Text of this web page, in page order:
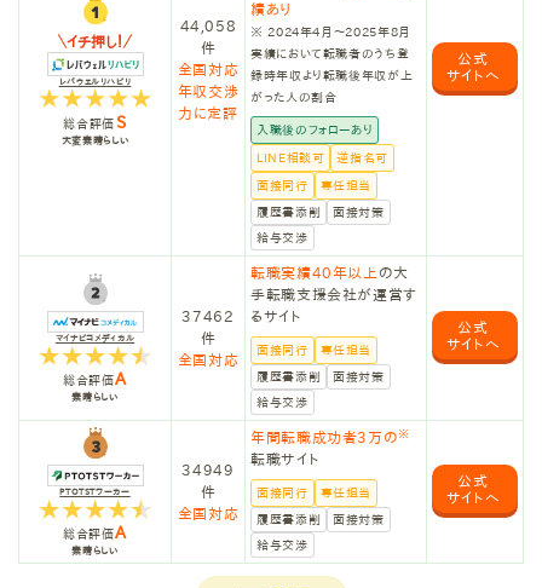
イチ押し！
レバウェルリハビリ
総合評価 S
大変素晴らしい
44,058
件
全国対応
年収交渉
力に定評
績あり
※ 2024年4月〜2025年8月
実績において転職者のうち登
録時年収より転職後年収が上
がった人の割合
入職後のフォローあり
LINE相談可 逆指名可
面接同行 専任担当
履歴書添削 面接対策
給与交渉
公式
サイトへ
マイナビコメディカル
総合評価A
素晴らしい
37462
件
全国対応
転職実績40年以上 の大
手転職支援会社が運営す
るサイト
面接同行 専任担当
履歴書添削 面接対策
給与交渉
公式
サイトへ
PTOTSTワーカー
総合評価A
素晴らしい
34949
件
全国対応
年間転職成功者3万の ※
転職サイト
面接同行 専任担当
履歴書添削 面接対策
給与交渉
公式
サイトへ